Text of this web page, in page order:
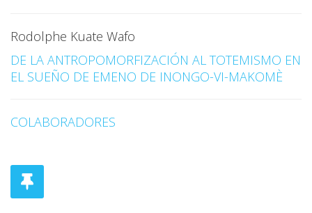
Rodolphe Kuate Wafo
DE LA ANTROPOMORFIZACIÓN AL TOTEMISMO EN
EL SUEÑO DE EMENO DE INONGO-VI-MAKOMÈ
COLABORADORES